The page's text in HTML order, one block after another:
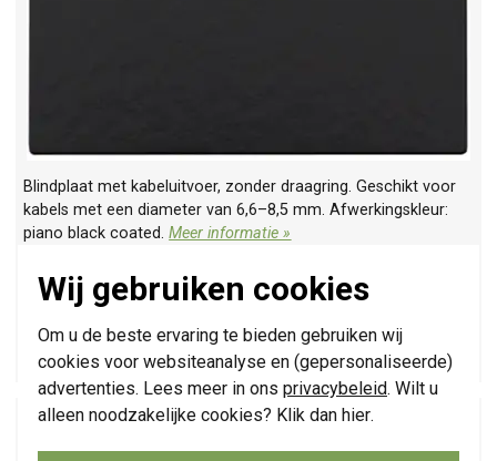
Wij gebruiken cookies
Om u de beste ervaring te bieden gebruiken wij
cookies voor websiteanalyse en (gepersonaliseerde)
advertenties. Lees meer in ons privacybeleid. Wilt u
alleen noodzakelijke cookies? Klik dan hier.
Blindplaat met kabeluitvoer, zonder draagring. Geschikt voor
kabels met een diameter van 6,6–8,5 mm. Afwerkingskleur:
piano black coated.Meer informatie »
Huidige voorraad:3 stuk(s)
12,95 +
Niko afwerkingsset voor dubbele smart USB-A en